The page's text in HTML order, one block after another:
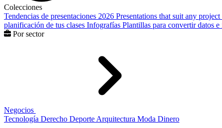
Colecciones
Tendencias de presentaciones 2026 Presentations that suit any project
planificación de tus clases Infografías Plantillas para convertir datos
Por sector
Negocios
Tecnología Derecho Deporte Arquitectura Moda Dinero